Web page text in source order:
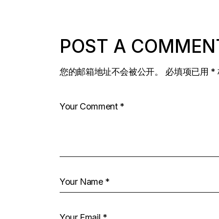
POST A
您的邮箱地址不会被公开。 必填项已用 *